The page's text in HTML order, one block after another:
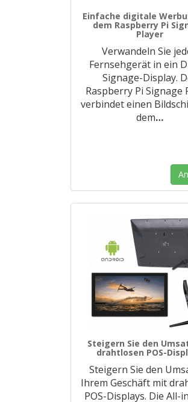
Einfache digitale
dem Raspberry Pi
Player
Verwandeln Sie
Fernsehgerät in ein
Signage-Display.
Raspberry Pi Signage
verbindet einen
dem…
Steigern Sie den
drahtlosen POS-
Steigern Sie den
Ihrem Geschäft mit
POS-Displays. Die All-